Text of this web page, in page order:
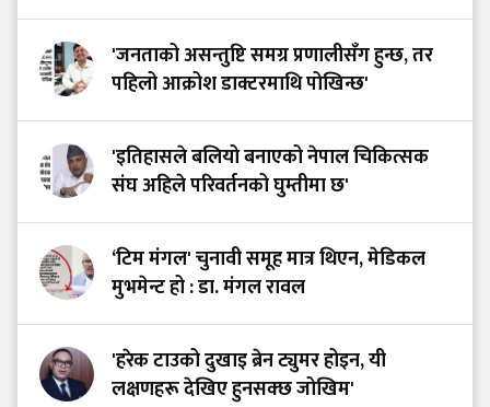
'जनताको असन्तुष्टि समग्र प्रणालीसँग हुन्छ, तर
पहिलो आक्रोश डाक्टरमाथि पोखिन्छ'
'इतिहासले बलियो बनाएको नेपाल चिकित्सक
संघ अहिले परिवर्तनको घुम्तीमा छ'
‘टिम मंगल' चुनावी समूह मात्र थिएन, मेडिकल
मुभमेन्ट हो : डा. मंगल रावल
'हरेक टाउको दुखाइ ब्रेन ट्युमर होइन, यी
लक्षणहरू देखिए हुनसक्छ जोखिम'